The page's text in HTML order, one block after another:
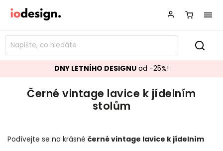
DNY LETNÍHO DESIGNU od -25%!
Černé vintage lavice k jídelním
stolům
Podívejte se na krásné černé vintage lavice k jídelním